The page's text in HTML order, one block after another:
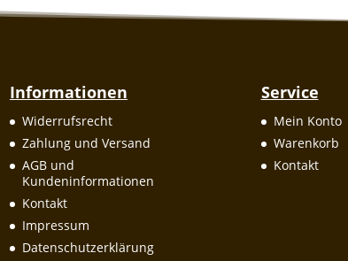
Informationen
Widerrufsrecht
Zahlung und Versand
AGB und
Kundeninformationen
Kontakt
Impressum
Datenschutzerklärung
Service
Mein Konto
Warenkorb
Kontakt